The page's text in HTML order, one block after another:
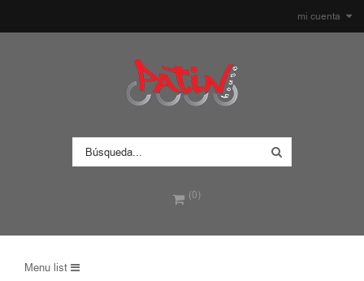
mi cuenta
(0)
Menu list